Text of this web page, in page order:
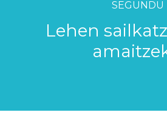
SEGUNDU
Lehen